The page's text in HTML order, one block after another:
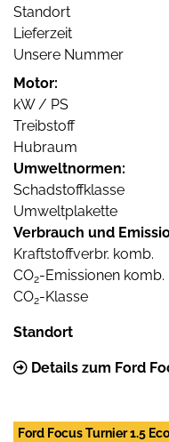
Standort
Lieferzeit
Unsere Nummer
Motor:
kW / PS
Treibstoff
Hubraum
Umweltnormen:
Schadstoffklasse
Umweltplakette
Verbrauch und
Kraftstoffverbr. komb.
CO2-Emissionen komb.
CO2-Klasse
Standort
Details zum Ford
Ford Focus Turnier 1.5